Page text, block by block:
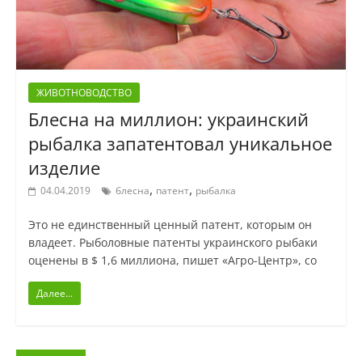
ЖИВОТНОВОДСТВО
Блесна на миллион: украинский
рыбалка запатентовал уникальное
изделие
04.04.2019 блесна, патент, рыбалка
Это не единственный ценный патент, которым он
владеет. Рыболовные патенты украинского рыбаки
оценены в $ 1,6 миллиона, пишет «Агро-Центр», со
Далее...